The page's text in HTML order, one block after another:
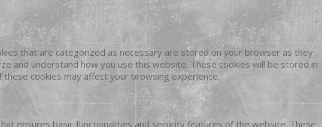
that are categorized as necessary are stored on your browser as they
and understand how you use this website. These cookies will be stored in
cookies may affect your browsing experience.
ensures basic functionalities and security features of the website. These